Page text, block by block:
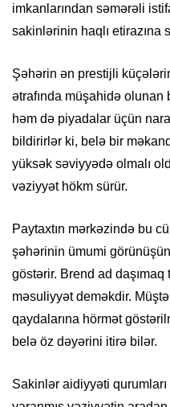
imkanlarından səmərəli
sakinlərinin haqlı etirazına
Şəhərin ən prestijli
ətrafında müşahidə olunan
həm də piyadalar üçün
bildirirlər ki, belə bir
yüksək səviyyədə olmalı
vəziyyət hökm sürür.
Paytaxtın mərkəzində bu
şəhərinin ümumi
göstərir. Brend ad
məsuliyyət deməkdir.
qaydalarına hörmət
belə öz dəyərini itirə bilər.
Sakinlər aidiyyəti